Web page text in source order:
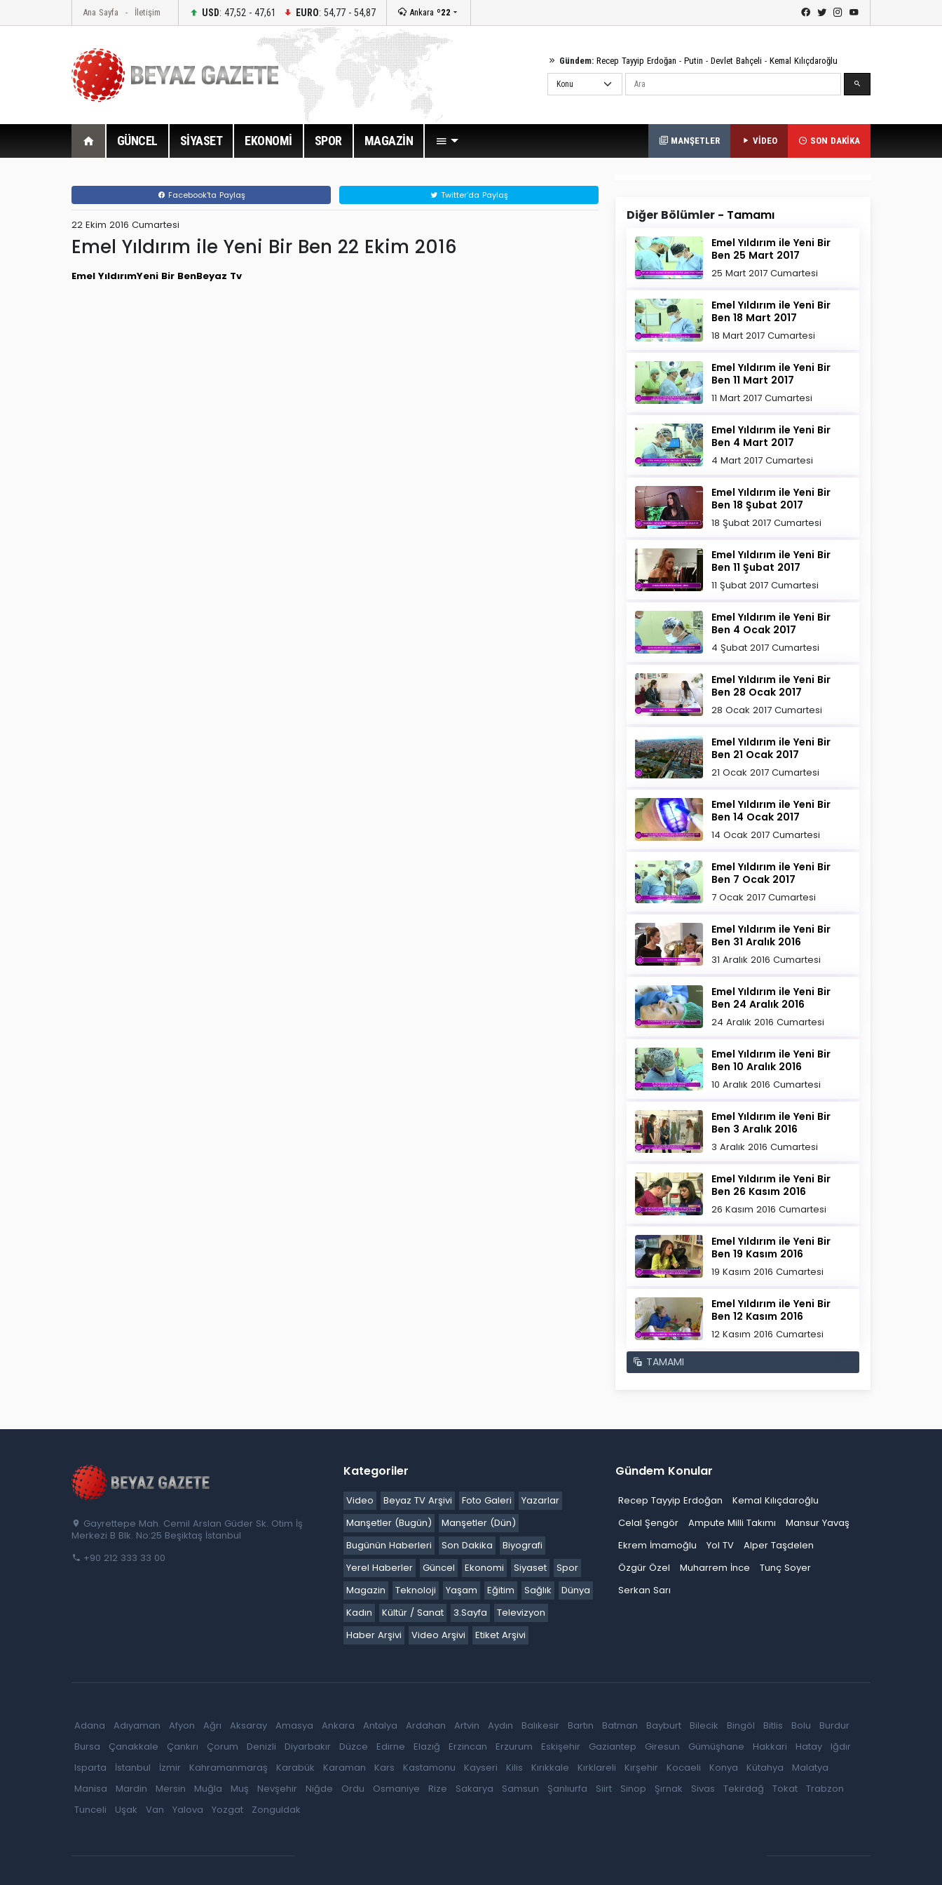
Ana Sayfa İletişim USD: 47,52 - 47,61 EURO: 54,77 - 54,87 Ankara º22
Gündem: Recep Tayyip Erdoğan - Putin - Devlet Bahçeli - Kemal Kılıçdaroğlu
Ara
GÜNCEL SİYASET EKONOMİ SPOR MAGAZİN MANŞETLER VİDEO SON DAKİKA
Facebook'ta Paylaş Twitter'da Paylaş
22 Ekim 2016 Cumartesi
Emel Yıldırım ile Yeni Bir Ben 22 Ekim 2016
Emel YıldırımYeni Bir BenBeyaz Tv
Diğer Bölümler - Tamamı
Emel Yıldırım ile Yeni Bir
Ben 25 Mart 2017
25 Mart 2017 Cumartesi
Emel Yıldırım ile Yeni Bir
Ben 18 Mart 2017
18 Mart 2017 Cumartesi
Emel Yıldırım ile Yeni Bir
Ben 11 Mart 2017
11 Mart 2017 Cumartesi
Emel Yıldırım ile Yeni Bir
Ben 4 Mart 2017
4 Mart 2017 Cumartesi
Emel Yıldırım ile Yeni Bir
Ben 18 Şubat 2017
18 Şubat 2017 Cumartesi
Emel Yıldırım ile Yeni Bir
Ben 11 Şubat 2017
11 Şubat 2017 Cumartesi
Emel Yıldırım ile Yeni Bir
Ben 4 Ocak 2017
4 Şubat 2017 Cumartesi
Emel Yıldırım ile Yeni Bir
Ben 28 Ocak 2017
28 Ocak 2017 Cumartesi
Emel Yıldırım ile Yeni Bir
Ben 21 Ocak 2017
21 Ocak 2017 Cumartesi
Emel Yıldırım ile Yeni Bir
Ben 14 Ocak 2017
14 Ocak 2017 Cumartesi
Emel Yıldırım ile Yeni Bir
Ben 7 Ocak 2017
7 Ocak 2017 Cumartesi
Emel Yıldırım ile Yeni Bir
Ben 31 Aralık 2016
31 Aralık 2016 Cumartesi
Emel Yıldırım ile Yeni Bir
Ben 24 Aralık 2016
24 Aralık 2016 Cumartesi
Emel Yıldırım ile Yeni Bir
Ben 10 Aralık 2016
10 Aralık 2016 Cumartesi
Emel Yıldırım ile Yeni Bir
Ben 3 Aralık 2016
3 Aralık 2016 Cumartesi
Emel Yıldırım ile Yeni Bir
Ben 26 Kasım 2016
26 Kasım 2016 Cumartesi
Emel Yıldırım ile Yeni Bir
Ben 19 Kasım 2016
19 Kasım 2016 Cumartesi
Emel Yıldırım ile Yeni Bir
Ben 12 Kasım 2016
12 Kasım 2016 Cumartesi
TAMAMI
Gayrettepe Mah. Cemil Arslan Güder Sk. Otim İş
Merkezi B Blk. No:25 Beşiktaş İstanbul
+90 212 333 33 00
Kategoriler
Video Beyaz TV Arşivi Foto Galeri
Yazarlar
Manşetler (Bugün)
Manşetler (Dün)
Bugünün Haberleri
Son Dakika
Biyografi
Yerel Haberler
Güncel Ekonomi Siyaset
Spor
Magazin
Teknoloji Yaşam Eğitim Sağlık
Dünya
Kadın
Kültür / Sanat 3.Sayfa
Televizyon
Haber Arşivi
Video Arşivi Etiket Arşivi
Gündem Konular
Recep Tayyip Erdoğan
Kemal Kılıçdaroğlu
Celal Şengör
Ampute Milli Takımı
Mansur Yavaş
Ekrem İmamoğlu
Yol TV
Alper Taşdelen
Özgür Özel
Muharrem İnce
Tunç Soyer
Serkan Sarı
Adana Adıyaman Afyon Ağrı Aksaray Amasya Ankara Antalya Ardahan Artvin Aydın Balıkesir Bartın Batman Bayburt Bilecik Bingöl Bitlis Bolu
Burdur
Bursa
Çanakkale Çankırı Çorum Denizli Diyarbakır Düzce Edirne Elazığ Erzincan Erzurum Eskişehir Gaziantep Giresun Gümüşhane Hakkari Hatay
Iğdır
Isparta
İstanbul İzmir Kahramanmaraş Karabük Karaman Kars Kastamonu Kayseri Kilis Kırıkkale Kırklareli Kırşehir Kocaeli Konya Kütahya
Malatya
Manisa
Mardin Mersin Muğla Muş Nevşehir Niğde Ordu Osmaniye Rize Sakarya Samsun Şanlıurfa Siirt Sinop Şırnak Sivas Tekirdağ Tokat
Trabzon
Tunceli
Uşak Van Yalova Yozgat Zonguldak